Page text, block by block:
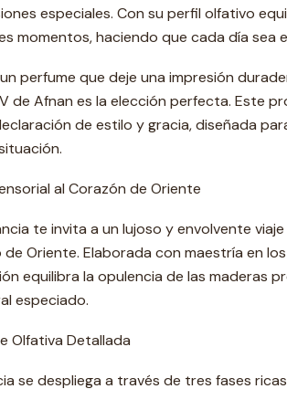
especiales. Con su perfil olfativo
momentos, haciendo que cada día sea
perfume que deje una impresión
de Afnan es la elección perfecta. Este
de estilo y gracia, diseñada
al Corazón de Oriente
te invita a un lujoso y envolvente
de Oriente. Elaborada con maestría en
equilibra la opulencia de las maderas
especiado.
Olfativa Detallada
se despliega a través de tres fases